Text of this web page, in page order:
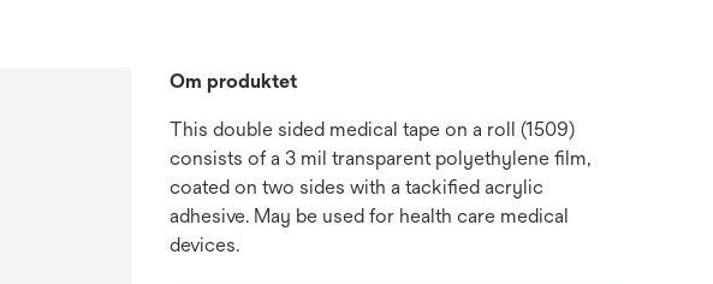
Om produktet
This double sided medical tape on a roll (1509)
consists of a 3 mil transparent polyethylene film,
coated on two sides with a tackified acrylic
adhesive. May be used for health care medical
devices.